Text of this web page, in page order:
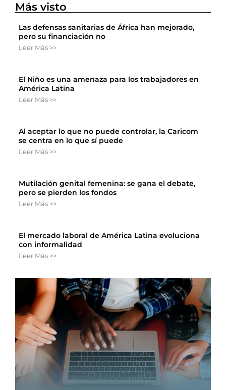
Más visto
Las defensas sanitarias de África han mejorado,
pero su financiación no
Leer Más >>
El Niño es una amenaza para los trabajadores en
América Latina
Leer Más >>
Al aceptar lo que no puede controlar, la Caricom
se centra en lo que sí puede
Leer Más >>
Mutilación genital femenina: se gana el debate,
pero se pierden los fondos
Leer Más >>
El mercado laboral de América Latina evoluciona
con informalidad
Leer Más >>